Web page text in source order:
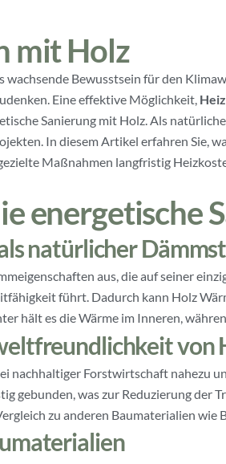
mit Holz
Bewusstsein für den
Eine effektive Möglichkeit,
Sanierung mit Holz. Als
In diesem Artikel erfahren Sie,
Maßnahmen langfristig
energetische
natürlicher
aus, die auf seiner
führt. Dadurch kann Holz
hält es die Wärme im Inneren,
von
nachhaltiger Forstwirtschaft nahezu
gebunden, was zur Reduzierung der
zu anderen Baumaterialien